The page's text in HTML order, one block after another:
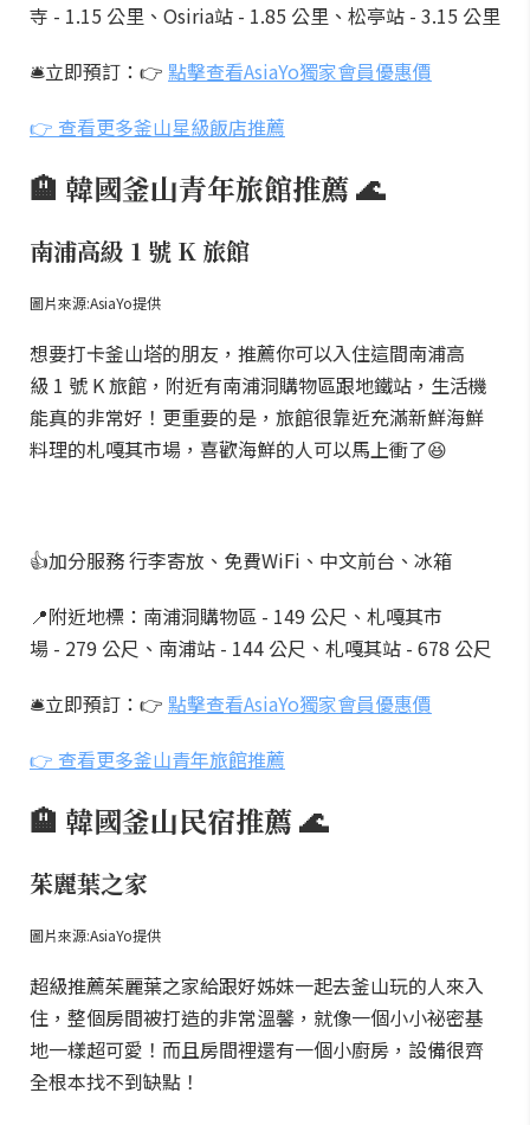
寺 - 1.15 公里、Osiria站 - 1.85 公里、松亭站 - 3.15 公里
🛎️立即預訂：👉 點擊查看AsiaYo獨家會員優惠價
👉 查看更多釜山星級飯店推薦
🏨 韓國釜山青年旅館推薦 🌊
南浦高級 1 號 K 旅館
圖片來源:AsiaYo提供
想要打卡釜山塔的朋友，推薦你可以入住這間南浦高
級 1 號 K 旅館，附近有南浦洞購物區跟地鐵站，生活機
能真的非常好！更重要的是，旅館很靠近充滿新鮮海鮮
料理的札嘎其市場，喜歡海鮮的人可以馬上衝了😆
👍加分服務 行李寄放、免費WiFi、中文前台、冰箱
📍附近地標：南浦洞購物區 - 149 公尺、札嘎其市
場 - 279 公尺、南浦站 - 144 公尺、札嘎其站 - 678 公尺
🛎️立即預訂：👉 點擊查看AsiaYo獨家會員優惠價
👉 查看更多釜山青年旅館推薦
🏨 韓國釜山民宿推薦 🌊
茱麗葉之家
圖片來源:AsiaYo提供
超級推薦茱麗葉之家給跟好姊妹一起去釜山玩的人來入
住，整個房間被打造的非常溫馨，就像一個小小祕密基
地一樣超可愛！而且房間裡還有一個小廚房，設備很齊
全根本找不到缺點！